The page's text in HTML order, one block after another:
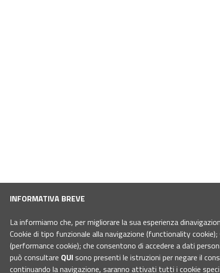
INFORMATIVA BREVE
La informiamo che, per migliorare la sua esperienza
Cookie di tipo funzionale alla navigazione (functionality
(performance cookie); che consentono di accedere a dati
può consultare QUIsono presenti le istruzioni per negare il
continuando la navigazione, saranno attivati tutti i cookie